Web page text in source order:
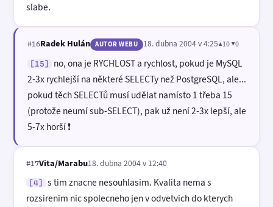
slabe.
#16Radek Hulán AUTOR WEBU 18. dubna 2004 v 4:25▲10 ▼0
[15]
no, ona je RYCHLOST a rychlost, pokud je MySQL
2-3x rychlejší na některé SELECTy než PostgreSQL, ale...
pokud těch SELECTů musí udělat namísto 1 třeba 15
(protože neumí sub-SELECT), pak už není 2-3x lepší, ale
5-7x horší ❗
#17Vita/Marabu18. dubna 2004 v 12:40
[4]
s tim znacne nesouhlasim. Kvalita nema s
rozsirenim nic spolecneho jen v odvetvich do kterych